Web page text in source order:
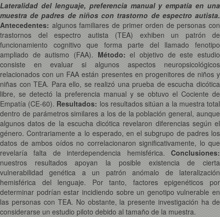
Lateralidad del lenguaje, preferencia manual y empatía en una
muestra de padres de niños con trastorno de espectro autista.
Antecedentes: algunos familiares de primer orden de personas con
trastornos del espectro autista (TEA) exhiben un patrón de
funcionamiento cognitivo que forma parte del llamado fenotipo
ampliado de autismo (FAA). Método:el objetivo de este estudio
consiste en evaluar si algunos aspectos neuropsicológicos
relacionados con un FAA están presentes en progenitores de niños y
niñas con TEA. Para ello, se realizó una prueba de escucha dicótica
libre, se detectó la preferencia manual y se obtuvo el Cociente de
Empatía (CE-60). Resultados: los resultados sitúan a la muestra total
dentro de parámetros similares a los de la población general, aunque
algunos datos de la escucha dicótica revelaron diferencias según el
género. Contrariamente a lo esperado, en el subgrupo de padres los
datos de ambos oídos no correlacionaron significativamente, lo que
revelaría falta de interdependencia hemisférica. Conclusiones:
nuestros resultados apoyan la posible existencia de cierta
vulnerabilidad genética a un patrón anómalo de lateralización
hemisférica del lenguaje. Por tanto, factores epigenéticos por
determinar podrían estar incidiendo sobre un genotipo vulnerable en
las personas con TEA. No obstante, la presente investigación ha de
considerarse un estudio piloto debido al tamaño de la muestra.